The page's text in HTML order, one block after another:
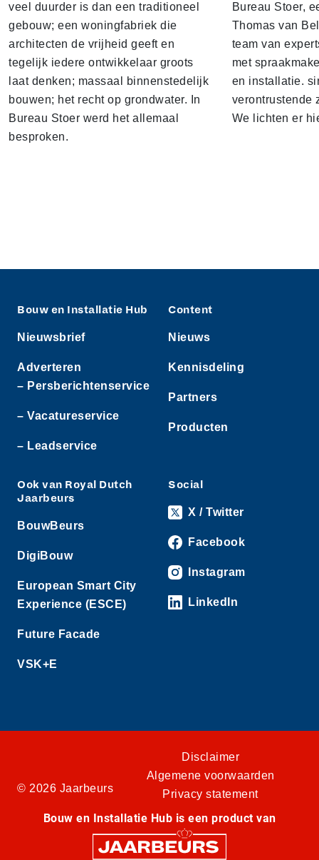
veel duurder is dan een traditioneel
gebouw; een woningfabriek die
architecten de vrijheid geeft en
tegelijk iedere ontwikkelaar groots
laat denken; massaal binnenstedelijk
bouwen; het recht op grondwater. In
Bureau Stoer werd het allemaal
besproken.
Bureau Stoer,
Thomas van
team van
met
en installatie.
verontrustende
We lichten er
Bouw en Installatie Hub
Nieuwsbrief
Adverteren
– Persberichtenservice
– Vacatureservice
– Leadservice
Content
Nieuws
Kennisdeling
Partners
Producten
Ook van Royal Dutch
Jaarbeurs
BouwBeurs
DigiBouw
European Smart City
Experience (ESCE)
Future Facade
VSK+E
Social
X / Twitter
Facebook
Instagram
LinkedIn
© 2026 Jaarbeurs
Disclaimer
Algemene voorwaarden
Privacy statement
Bouw en Installatie Hub is een product van